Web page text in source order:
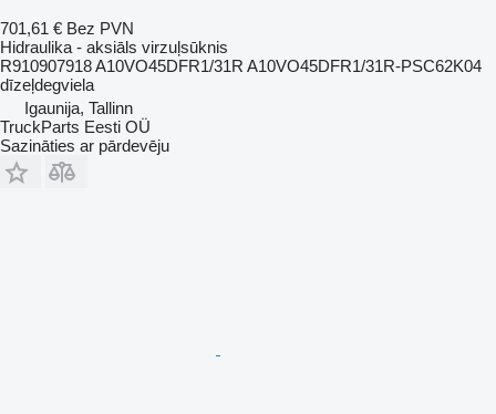
701,61 € Bez PVN
Hidraulika - aksiāls virzuļsūknis
R910907918 A10VO45DFR1/31R A10VO45DFR1/31R-PSC62K04
dīzeļdegviela
Igaunija, Tallinn
TruckParts Eesti OÜ
Sazināties ar pārdevēju